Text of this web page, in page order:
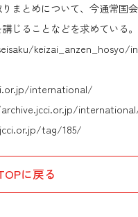
まとめについて、今通常国
じることなどを求めている。
keizai_anzen_hosyo/
international/
tag/185/
に戻る